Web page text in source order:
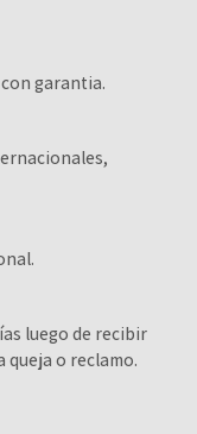
garantia.
luego de recibir
o reclamo.